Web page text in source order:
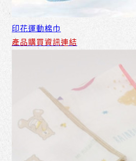
印花運動棉巾
產品購買資訊連結